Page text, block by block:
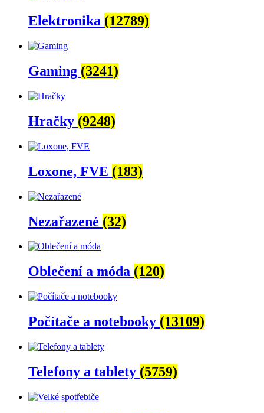
Elektronika (12789)
Gaming (3241)
Hračky (9248)
Loxone, FVE (183)
Nezařazené (32)
Oblečení a móda (120)
Počítače a notebooky (13109)
Telefony a tablety (5759)